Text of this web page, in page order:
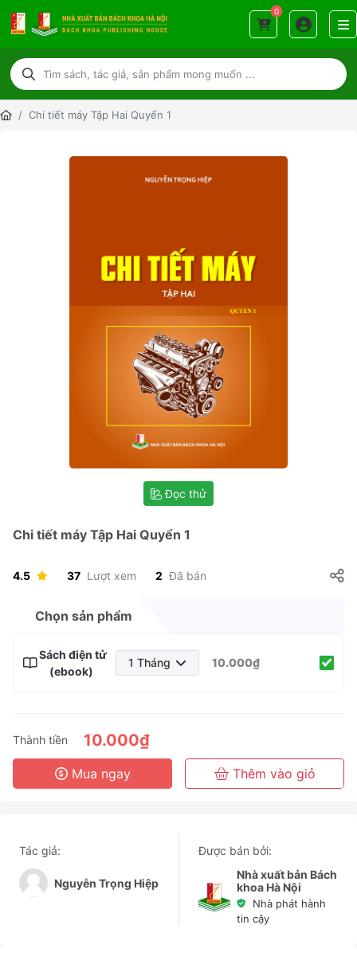
0
Chi tiết máy Tập Hai Quyển 1
Đọc thử
Chi tiết máy Tập Hai Quyển 1
4.5 37 Lượt xem 2 Đã bán
Chọn sản phẩm
Sách điện tử
(ebook)
1 Tháng
6 Tháng
3 Năm
10.000₫
Thành tiền 10.000₫
Mua ngay Thêm vào giỏ
Tác giả:
Nguyễn Trọng Hiệp
Được bán bởi:
Nhà xuất bản Bách
khoa Hà Nội
Nhà phát hành
tin cậy